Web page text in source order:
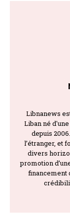
Libnanews
Liban né
depuis
l’étranger, et
divers
promotion
financement